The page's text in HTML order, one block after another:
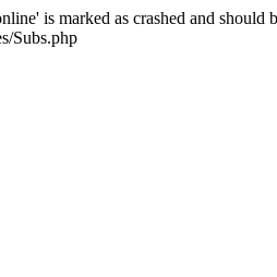
is marked as crashed and should
Subs.php